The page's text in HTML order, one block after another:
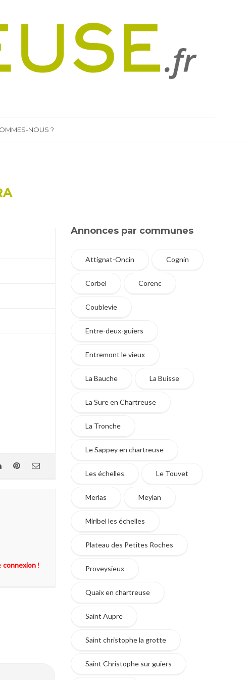
NOUS ?
connexion !
Annonces par communes
Attignat-Oncin Cognin
Corbel Corenc
Coublevie
Entre-deux-guiers
Entremont le vieux
La Bauche La Buisse
La Sure en Chartreuse
La Tronche
Le Sappey en chartreuse
Les échelles Le Touvet
Merlas Meylan
Miribel les échelles
Plateau des Petites Roches
Proveysieux
Quaix en chartreuse
Saint Aupre
Saint christophe la grotte
Saint Christophe sur guiers